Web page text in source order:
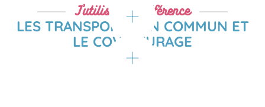
J’utilise de préférence
LES TRANSPORTS EN COMMUN ET
LE COVOITURAGE
parkings relais